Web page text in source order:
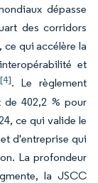
dépasse
des corridors
ce qui accélère la
et
[4]. Le règlement
de 402,2 % pour
ce qui valide le
d'entreprise qui
La profondeur
la JSCC